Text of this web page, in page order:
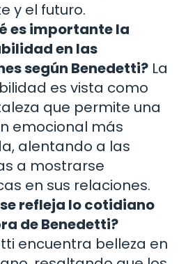
y el futuro.
es importante la
en las
según Benedetti? La
es vista como
que permite una
emocional más
alentando a las
a mostrarse
en sus relaciones.
refleja lo cotidiano
de Benedetti?
encuentra belleza en